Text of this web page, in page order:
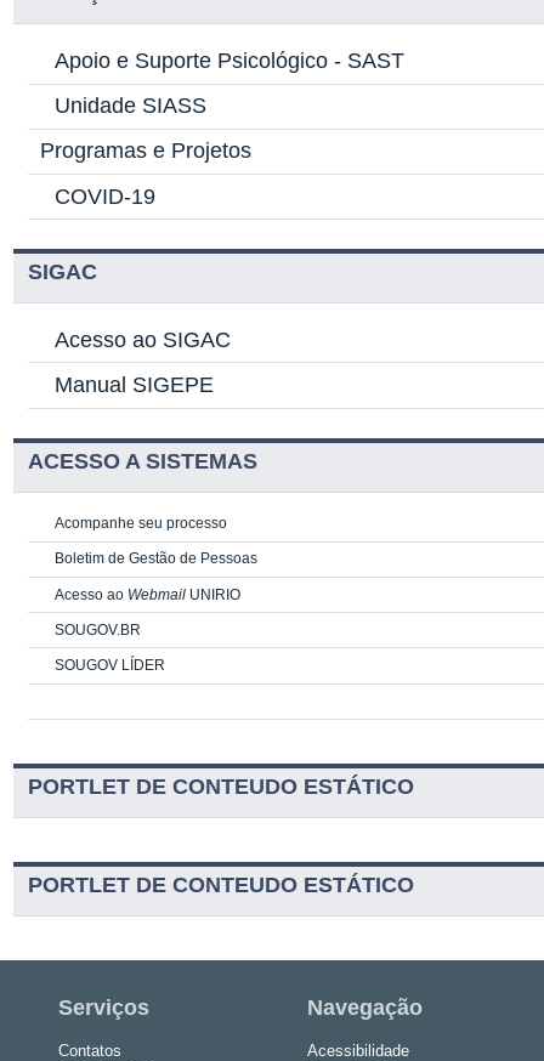
Apoio e Suporte Psicológico - SAST
Unidade SIASS
Programas e Projetos
COVID-19
SIGAC
Acesso ao SIGAC
Manual SIGEPE
ACESSO A SISTEMAS
Acompanhe seu processo
Boletim de Gestão de Pessoas
Acesso ao Webmail UNIRIO
SOUGOV.BR
SOUGOV LÍDER
PORTLET DE CONTEUDO ESTÁTICO
PORTLET DE CONTEUDO ESTÁTICO
Serviços
Contatos
Navegação
Acessibilidade